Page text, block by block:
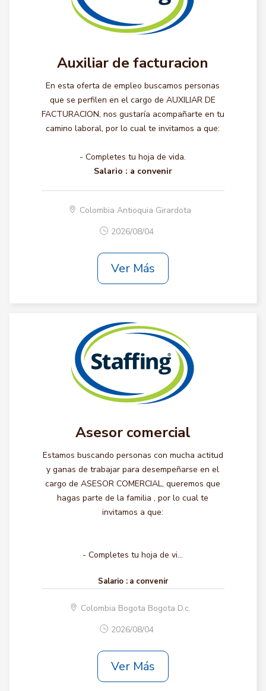
Auxiliar de facturacion
En esta oferta de empleo buscamos personas
que se perfilen en el cargo de AUXILIAR DE
FACTURACION, nos gustaría acompañarte en tu
camino laboral, por lo cual te invitamos a que:
- Completes tu hoja de vida.
Salario : a convenir
Colombia Antioquia Girardota
2026/08/04
Ver Más
Asesor comercial
Estamos buscando personas con mucha actitud
y ganas de trabajar para desempeñarse en el
cargo de ASESOR COMERCIAL, queremos que
hagas parte de la familia , por lo cual te
invitamos a que:
- Completes tu hoja de vi...
Salario : a convenir
Colombia Bogota Bogota D.c.
2026/08/04
Ver Más